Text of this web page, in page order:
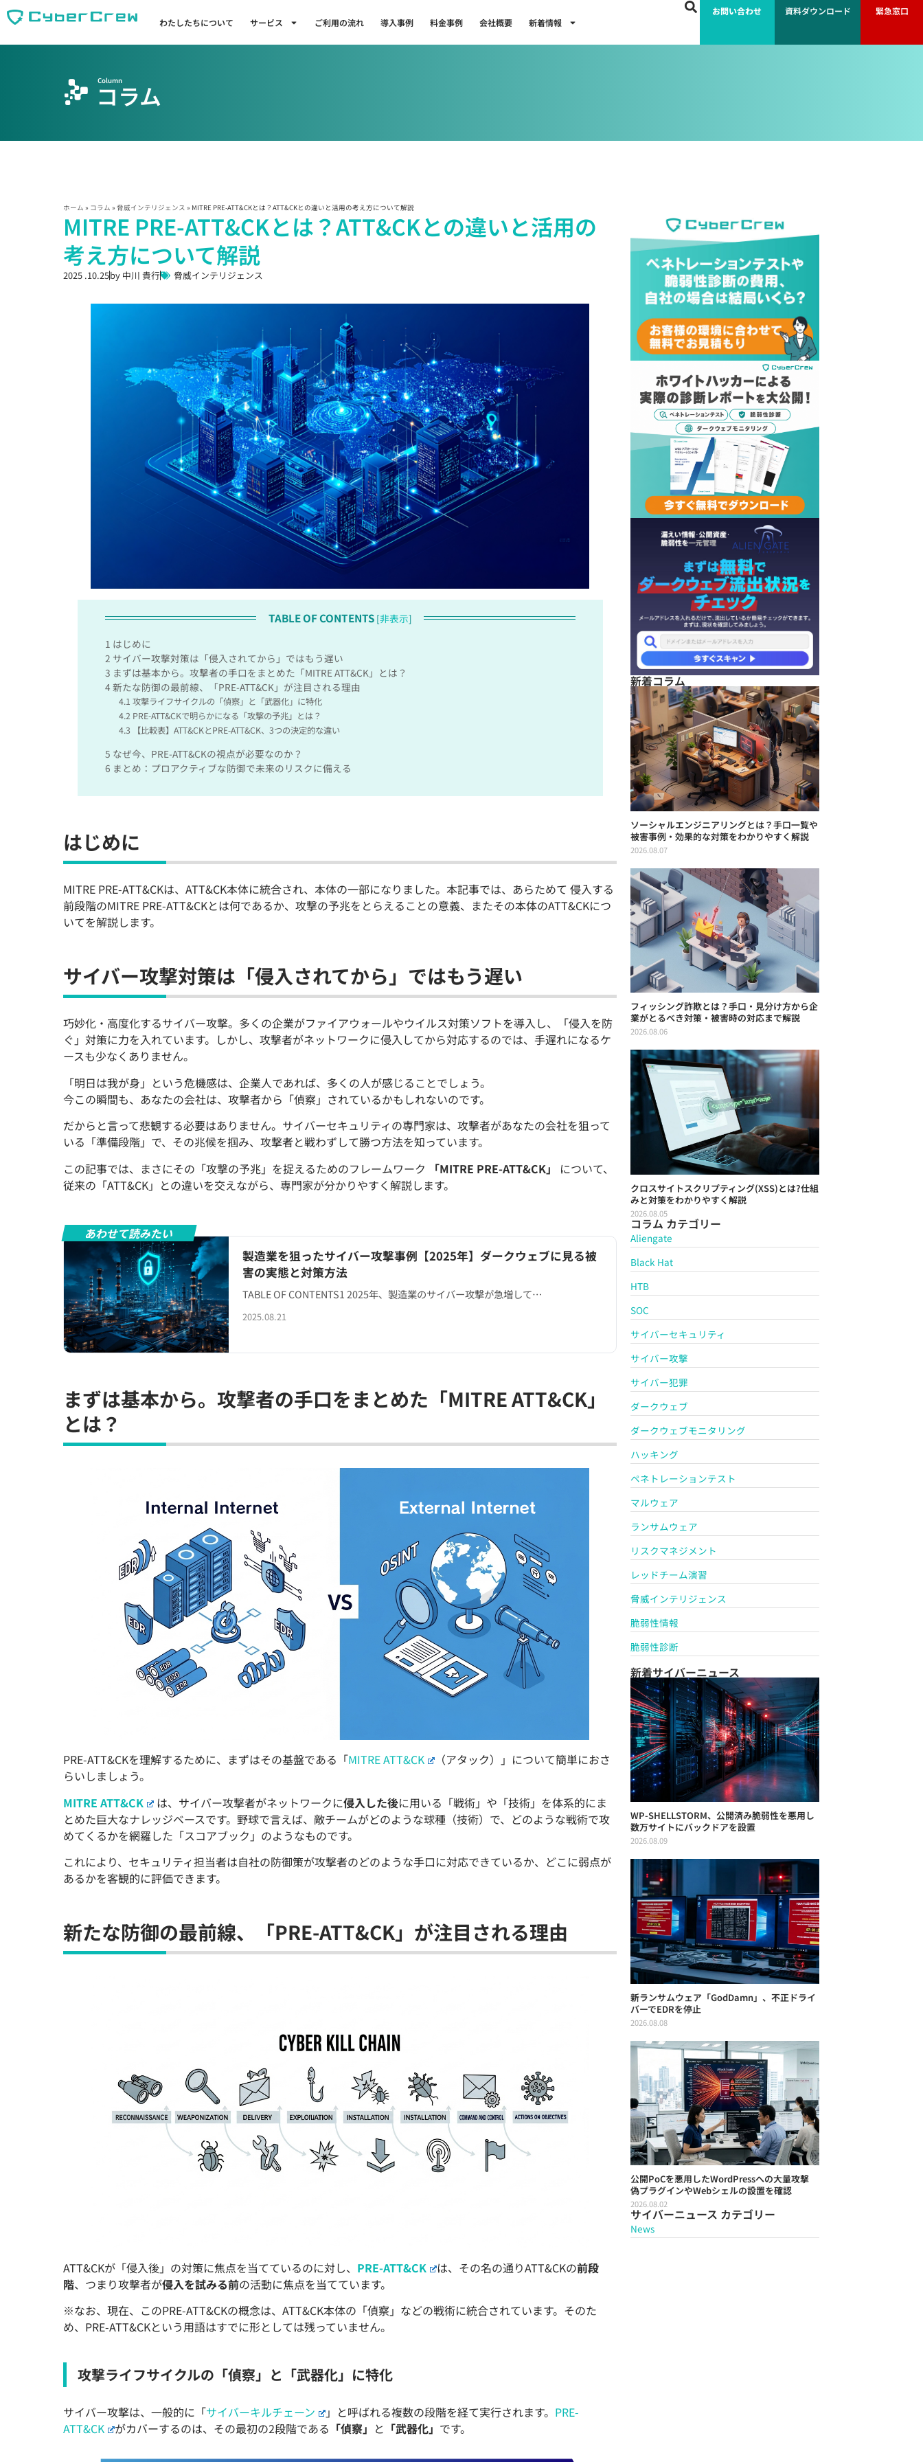
わたしたちについて サービス ご利用の流れ 導入事例 料金事例 会社概要 新着情報
お問い合わせ 資料ダウンロード 緊急窓口
コラム
Column
ホーム » コラム » 脅威インテリジェンス » MITRE PRE-ATT&CKとは？ATT&CKとの違いと活用の考え方について解説
MITRE PRE-ATT&CKとは？ATT&CKとの違いと活用の
考え方について解説
2025 .10.25by 中川 貴行 脅威インテリジェンス
TABLE OF CONTENTS [非表示]
1 はじめに
2 サイバー攻撃対策は「侵入されてから」ではもう遅い
3 まずは基本から。攻撃者の手口をまとめた「MITRE ATT&CK」とは？
4 新たな防御の最前線、「PRE-ATT&CK」が注目される理由
4.1 攻撃ライフサイクルの「偵察」と「武器化」に特化
4.2 PRE-ATT&CKで明らかになる「攻撃の予兆」とは？
4.3 【比較表】ATT&CKとPRE-ATT&CK、3つの決定的な違い
5 なぜ今、PRE-ATT&CKの視点が必要なのか？
6 まとめ：プロアクティブな防御で未来のリスクに備える
はじめに
MITRE PRE-ATT&CKは、ATT&CK本体に統合され、本体の一部になりました。本記事では、あらためて 侵入する
前段階のMITRE PRE-ATT&CKとは何であるか、攻撃の予兆をとらえることの意義、またその本体のATT&CKにつ
いてを解説します。
サイバー攻撃対策は「侵入されてから」ではもう遅い
巧妙化・高度化するサイバー攻撃。多くの企業がファイアウォールやウイルス対策ソフトを導入し、「侵入を防
ぐ」対策に力を入れています。しかし、攻撃者がネットワークに侵入してから対応するのでは、手遅れになるケ
ースも少なくありません。
「明日は我が身」という危機感は、企業人であれば、多くの人が感じることでしょう。
今この瞬間も、あなたの会社は、攻撃者から「偵察」されているかもしれないのです。
だからと言って悲観する必要はありません。サイバーセキュリティの専門家は、攻撃者があなたの会社を狙って
いる「準備段階」で、その兆候を掴み、攻撃者と戦わずして勝つ方法を知っています。
この記事では、まさにその「攻撃の予兆」を捉えるためのフレームワーク
「MITRE PRE-ATT&CK」
について、
従来の「ATT&CK」との違いを交えながら、専門家が分かりやすく解説します。
あわせて読みたい
製造業を狙ったサイバー攻撃事例【2025年】ダークウェブに見る被
害の実態と対策方法
TABLE OF CONTENTS1 2025年、製造業のサイバー攻撃が急増して…
2025.08.21
まずは基本から。攻撃者の手口をまとめた「MITRE ATT&CK」
とは？
PRE-ATT&CKを理解するために、まずはその基盤である「MITRE ATT&CK
（アタック）」について簡単におさ
らいしましょう。
MITRE ATT&CK
は、サイバー攻撃者がネットワークに侵入した後に用いる「戦術」や「技術」を体系的にま
とめた巨大なナレッジベースです。野球で言えば、敵チームがどのような球種（技術）で、どのような戦術で攻
めてくるかを網羅した「スコアブック」のようなものです。
これにより、セキュリティ担当者は自社の防御策が攻撃者のどのような手口に対応できているか、どこに弱点が
あるかを客観的に評価できます。
新たな防御の最前線、「PRE-ATT&CK」が注目される理由
ATT&CKが「侵入後」の対策に焦点を当てているのに対し、 PRE-ATT&CK は、その名の通りATT&CKの前段
階、つまり攻撃者が侵入を試みる前の活動に焦点を当てています。
※なお、現在、このPRE-ATT&CKの概念は、ATT&CK本体の「偵察」などの戦術に統合されています。そのた
め、PRE-ATT&CKという用語はすでに形としては残っていません。
攻撃ライフサイクルの「偵察」と「武器化」に特化
サイバー攻撃は、一般的に「サイバーキルチェーン 」と呼ばれる複数の段階を経て実行されます。 PRE-
ATT&CK
がカバーするのは、その最初の2段階である 「偵察」 と 「武器化」 です。
新着コラム
ソーシャルエンジニアリングとは？手口一覧や
被害事例・効果的な対策をわかりやすく解説
2026.08.07
フィッシング詐欺とは？手口・見分け方から企
業がとるべき対策・被害時の対応まで解説
2026.08.06
クロスサイトスクリプティング(XSS)とは?仕組
みと対策をわかりやすく解説
2026.08.05
コラム カテゴリー
Aliengate
Black Hat
HTB
SOC
サイバーセキュリティ
サイバー攻撃
サイバー犯罪
ダークウェブ
ダークウェブモニタリング
ハッキング
ペネトレーションテスト
マルウェア
ランサムウェア
リスクマネジメント
レッドチーム演習
脅威インテリジェンス
脆弱性情報
脆弱性診断
新着サイバーニュース
WP-SHELLSTORM、公開済み脆弱性を悪用し
数万サイトにバックドアを設置
2026.08.09
新ランサムウェア「GodDamn」、不正ドライ
バーでEDRを停止
2026.08.08
公開PoCを悪用したWordPressへの大量攻撃
偽プラグインやWebシェルの設置を確認
2026.08.02
サイバーニュース カテゴリー
News